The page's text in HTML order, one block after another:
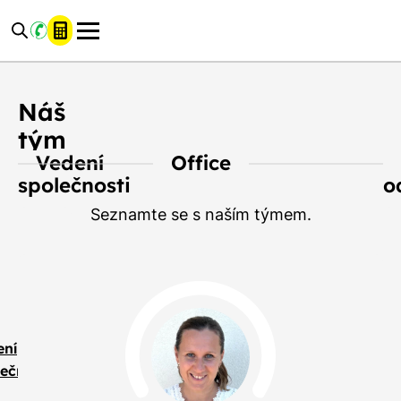
Náš
tým
Vedení
společnosti
Office
Seznamte se s naším týmem.